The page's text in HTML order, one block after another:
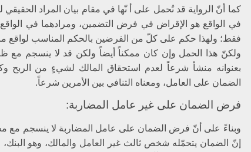
كما أنّ الرواية قد تُحمل على أ نّها في مقام بيان المراد
في الواقع هو الإقراض في فرض التضمين، ومرادهما في
فقط؛ ولهذا حكم على كلّ من الفرضين بالحكم المناسب لواقع
ولكنّ هذا الحمل وإن كان ممكناً أيضاً ولكن قد لا ينسجم مع
بعنوانه منشأ شرعاً لعدم استحقاق المالك لشي‏ءٍ من الربح
الضمان على العامل، ومعناه التنافي بين الأمرين شرعاً.
فرض الضمان على غير عامل المضاربة:
وبناءً على أنّ فرض الضمان على عامل المضاربة لا ينسجم مع
إنّ الضمان يتحمّله شخص ثالث غير العامل والمالك، وهو البنك،